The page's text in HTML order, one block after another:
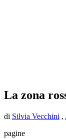
La zona
di Silvia Vecchini ,
pagine